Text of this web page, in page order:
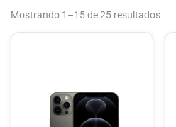
Mostrando 1–15 de 25 resultados